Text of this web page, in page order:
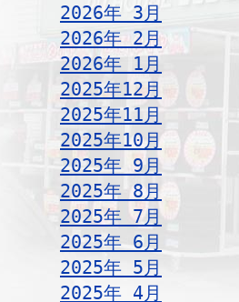
2026年 3月
2026年 2月
2026年 1月
2025年12月
2025年11月
2025年10月
2025年 9月
2025年 8月
2025年 7月
2025年 6月
2025年 5月
2025年 4月